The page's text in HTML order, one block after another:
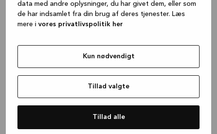
data med andre oplysninger, du har givet dem, eller som
de har indsamlet fra din brug af deres tjenester. Læs
mere i vores privatlivspolitik her
Kun nødvendigt
Tillad valgte
Tillad alle
(see the browser console for more
information).